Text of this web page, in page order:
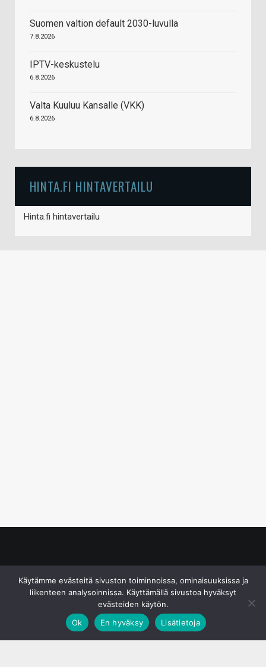
Suomen valtion default 2030-luvulla
7.8.2026
IPTV-keskustelu
6.8.2026
Valta Kuuluu Kansalle (VKK)
6.8.2026
HINTA.FI HINTAVERTAILU
Hinta.fi hintavertailu
Käytämme evästeitä sivuston toiminnoissa, ominaisuuksissa ja
liikenteen analysoinnissa. Käyttämällä sivustoa hyväksyt
evästeiden käytön.
Ok
En hyväksy Lisätietoja